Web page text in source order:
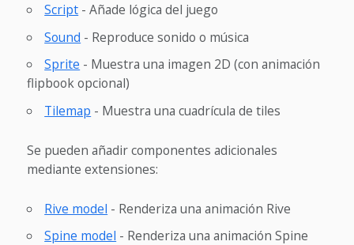
Script - Añade lógica del juego
Sound - Reproduce sonido o música
Sprite - Muestra una imagen 2D (con animación
flipbook opcional)
Tilemap - Muestra una cuadrícula de tiles
Se pueden añadir componentes adicionales
mediante extensiones:
Rive model - Renderiza una animación Rive
Spine model - Renderiza una animación Spine